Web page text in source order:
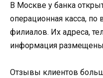
В Москве у банка
операционная касса, по
филиалов. Их адреса,
информация размещены
Отзывы клиентов